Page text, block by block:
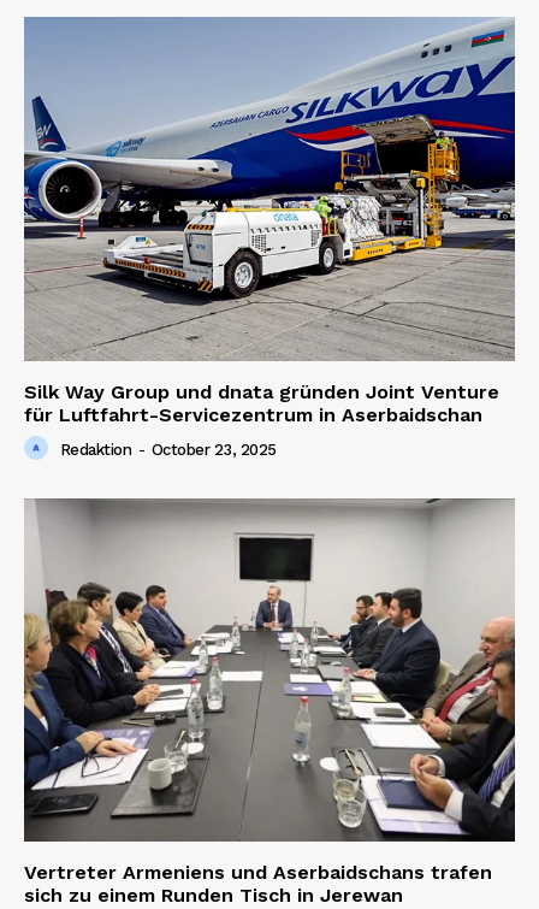
Silk Way Group und dnata gründen Joint Venture
für Luftfahrt-Servicezentrum in Aserbaidschan
Redaktion - October 23, 2025
Vertreter Armeniens und Aserbaidschans trafen
sich zu einem Runden Tisch in Jerewan